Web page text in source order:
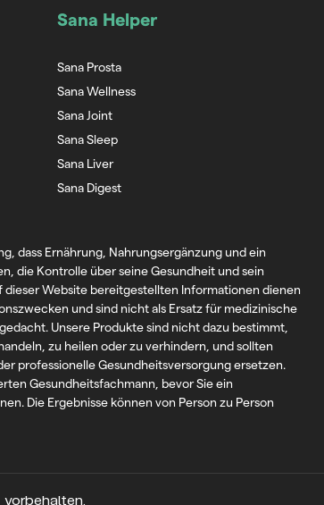
Sana Helper
Sana Prosta
Sana Wellness
Sana Joint
Sana Sleep
Sana Liver
Sana Digest
dass Ernährung, Nahrungsergänzung und ein
die Kontrolle über seine Gesundheit und sein
Website bereitgestellten Informationen dienen
und sind nicht als Ersatz für medizinische
Unsere Produkte sind nicht dazu bestimmt,
zu heilen oder zu verhindern, und sollten
professionelle Gesundheitsversorgung ersetzen.
Gesundheitsfachmann, bevor Sie ein
Die Ergebnisse können von Person zu Person